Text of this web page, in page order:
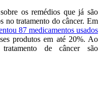
os remédios que já são
no tratamento do câncer. Em
87 medicamentos usados
produtos em até 20%. Ao
de câncer são